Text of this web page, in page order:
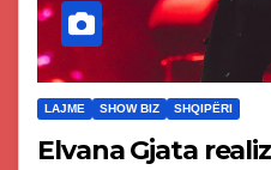
LAJME SHOW BIZ SHQIPËRI
Elvana Gjata